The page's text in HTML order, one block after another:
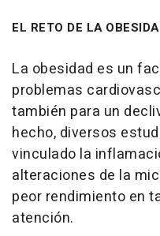
EL RETO DE LA
La obesidad es un
problemas
también para un
hecho, diversos
vinculado la
alteraciones de la
peor rendimiento en
atención.